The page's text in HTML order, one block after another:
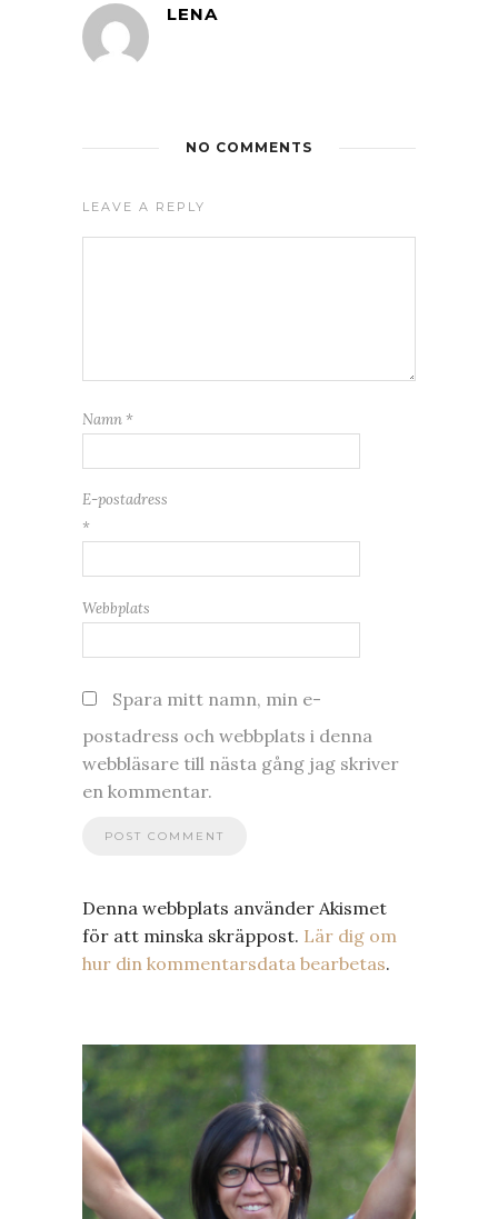
LENA
NO COMMENTS
LEAVE A REPLY
Namn *
E-postadress
*
Webbplats
Spara mitt namn, min e-
postadress och webbplats i denna
webbläsare till nästa gång jag skriver
en kommentar.
Denna webbplats använder Akismet
för att minska skräppost. Lär dig om
hur din kommentarsdata bearbetas.